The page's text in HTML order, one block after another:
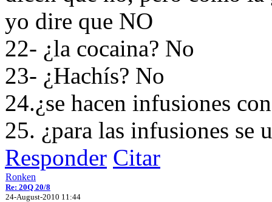
yo dire que NO
22- ¿la cocaina? No
23- ¿Hachís? No
24.¿se hacen infusiones
25. ¿para las infusiones se
Responder Citar
Ronken
Re: 20Q 20/8
24-August-2010 11:44